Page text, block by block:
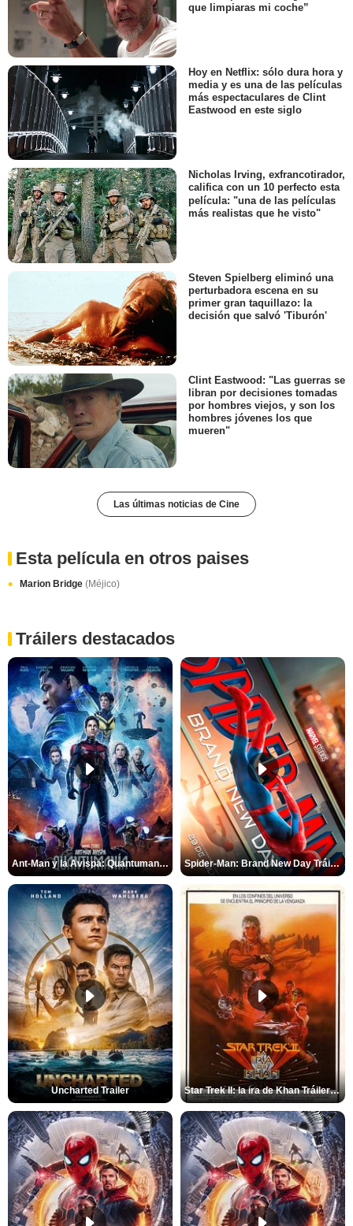
que limpiaras mi coche”
Hoy en Netflix: sólo dura hora y
media y es una de las películas
más espectaculares de Clint
Eastwood en este siglo
Nicholas Irving, exfrancotirador,
califica con un 10 perfecto esta
película: "una de las películas
más realistas que he visto"
Steven Spielberg eliminó una
perturbadora escena en su
primer gran taquillazo: la
decisión que salvó 'Tiburón'
Clint Eastwood: "Las guerras se
libran por decisiones tomadas
por hombres viejos, y son los
hombres jóvenes los que
mueren"
Las últimas noticias de Cine
Esta película en otros paises
Marion Bridge (Méjico)
Tráilers destacados
Ant-Man y la Avispa: Quantumanía Tráiler (2) Spider-Man: Brand New Day Tráiler (3)
Uncharted Trailer Star Trek II: la ira de Khan Tráiler VO